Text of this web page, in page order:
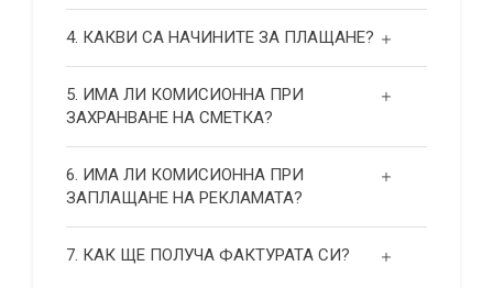
4. КАКВИ СА НАЧИНИТЕ ЗА ПЛАЩАНЕ?
5. ИМА ЛИ КОМИСИОННА ПРИ
ЗАХРАНВАНЕ НА СМЕТКА?
6. ИМА ЛИ КОМИСИОННА ПРИ
ЗАПЛАЩАНЕ НА РЕКЛАМАТА?
7. КАК ЩЕ ПОЛУЧА ФАКТУРАТА СИ?